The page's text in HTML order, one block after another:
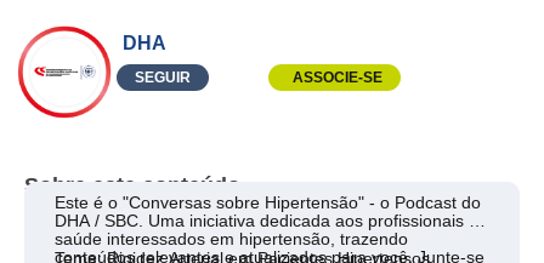
DHA
SEGUIR ASSOCIE-SE
Sobre este conteúdo
Este é o "Conversas sobre Hipertensão" - o Podcast do
DHA / SBC. Uma iniciativa dedicada aos profissionais de
saúde interessados em hipertensão, trazendo
conteúdos relevantes e atualizados para você. Junte-se
Tema: Rigidez Arterial em Pacientes Hipertensos